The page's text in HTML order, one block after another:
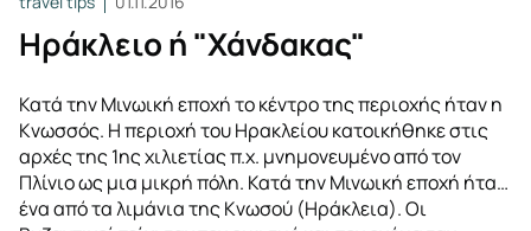
Ηράκλειο ή "Χάνδακας"
Κατά την Μινωική εποχή το κέντρο της περιοχής ήταν η
Κνωσσός. Η περιοχή του Ηρακλείου κατοικήθηκε στις
αρχές της 1ης χιλιετίας π.χ. μνημονευμένο από τον
Πλίνιο ως μια μικρή πόλη. Κατά την Μινωική εποχή ήταν
ένα από τα λιμάνια της Κνωσού (Ηράκλεια). Οι